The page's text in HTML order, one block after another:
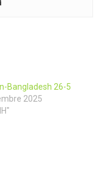
Bangladesh 26-5
2025